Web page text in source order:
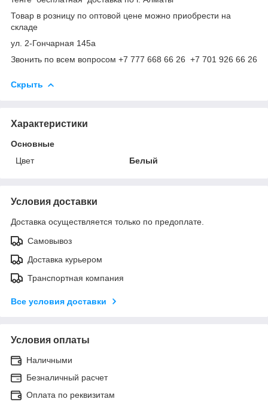
Товар в розницу по оптовой цене можно приобрести на
складе
ул. 2-Гончарная 145а
Звонить по всем вопросом +7 777 668 66 26 +7 701 926 66 26
Скрыть
Характеристики
Основные
Цвет
Белый
Условия доставки
Доставка осуществляется только по предоплате.
Самовывоз
Доставка курьером
Транспортная компания
Все условия доставки
Условия оплаты
Наличными
Безналичный расчет
Оплата по реквизитам